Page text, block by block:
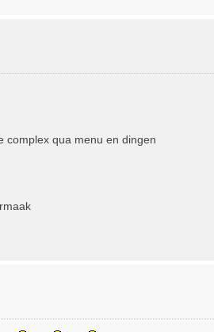
complex qua menu en dingen